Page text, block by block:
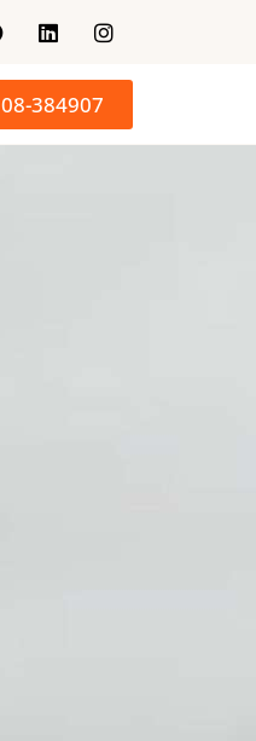
08-384907